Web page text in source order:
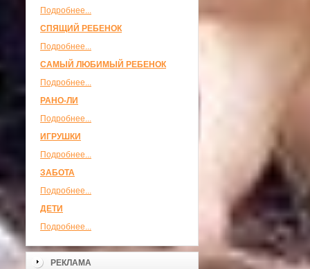
Подробнее...
СПЯЩИЙ РЕБЕНОК
Подробнее...
САМЫЙ ЛЮБИМЫЙ РЕБЕНОК
Подробнее...
РАНО-ЛИ
Подробнее...
ИГРУШКИ
Подробнее...
ЗАБОТА
Подробнее...
ДЕТИ
Подробнее...
РЕКЛАМА